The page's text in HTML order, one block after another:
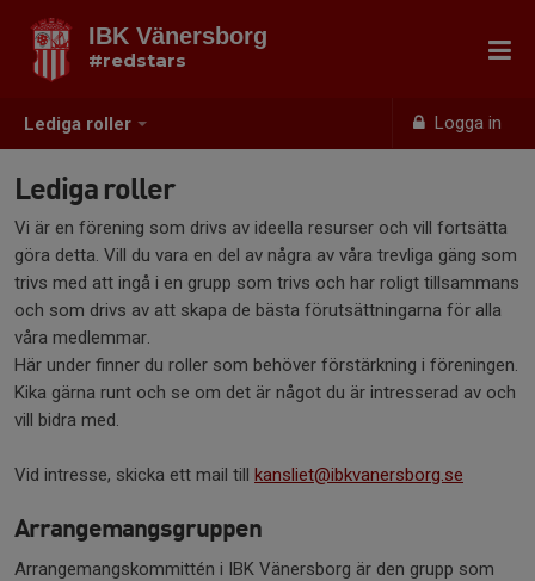
Lediga roller Logga in
IBK Vänersborg
#redstars
Lediga roller
Vi är en förening som drivs av ideella resurser och vill fortsätta
göra detta. Vill du vara en del av några av våra trevliga gäng som
trivs med att ingå i en grupp som trivs och har roligt tillsammans
och som drivs av att skapa de bästa förutsättningarna för alla
våra medlemmar.
Här under finner du roller som behöver förstärkning i föreningen.
Kika gärna runt och se om det är något du är intresserad av och
vill bidra med.
Vid intresse, skicka ett mail till kansliet@ibkvanersborg.se
Arrangemangsgruppen
Arrangemangskommittén i IBK Vänersborg är den grupp som